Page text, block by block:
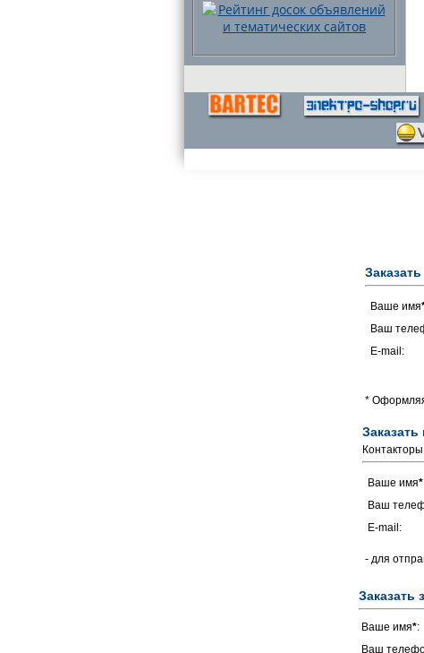
Заказать
Ваше имя
Ваш
E-mail:
* Оформляя
Ваше имя*
Ваш
E-mail:
- для
Заказать
Ваше имя*:
Ваш